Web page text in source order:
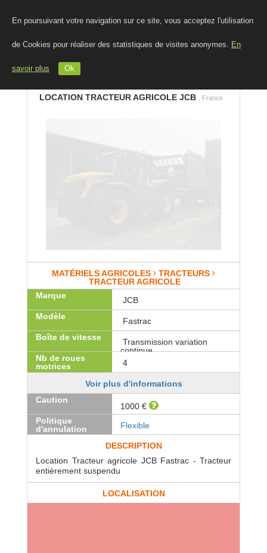
En poursuivant votre navigation sur ce site, vous acceptez l'utilisation
de Cookies pour réaliser des statistiques de visites anonymes. En
savoir plus Ok
LOCATION TRACTEUR AGRICOLE JCB , France
MATÉRIELS AGRICOLES
TRACTEURS
TRACTEUR AGRICOLE
Marque
JCB
Modèle
Fastrac
Boîte de vitesse
Transmission variation
continue
Nb de roues
motrices
4
Voir plus d'informations
Caution
1000 €
Politique
d'annulation
Flexible
DESCRIPTION
Location Tracteur agricole JCB Fastrac - Tracteur
entièrement suspendu
LOCALISATION